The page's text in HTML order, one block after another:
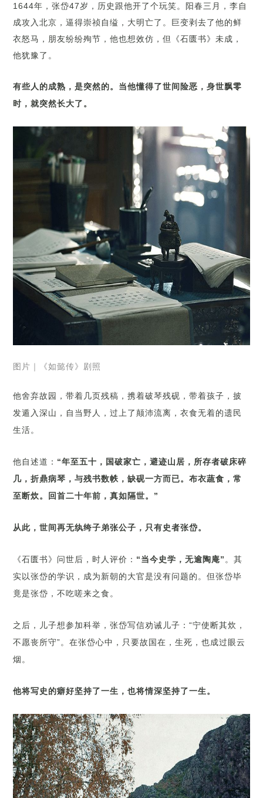
1644年，张岱47岁，历史跟他开了个玩笑。阳春三月，李自
成攻入北京，逼得崇祯自缢，大明亡了。巨变剥去了他的鲜
衣怒马，朋友纷纷殉节，他也想效仿，但《石匮书》未成，
他犹豫了。
有些人的成熟，是突然的。当他懂得了世间险恶，身世飘零
时，就突然长大了。
图片｜《如懿传》剧照
他舍弃故园，带着几页残稿，携着破琴残砚，带着孩子，披
发遁入深山，自当野人，过上了颠沛流离，衣食无着的遗民
生活。
他自述道： “年至五十，国破家亡，避迹山居，所存者破床碎
几，折鼎病琴，与残书数帙，缺砚一方而已。布衣蔬食，常
至断炊。回首二十年前，真如隔世。”
从此，世间再无纨绔子弟张公子，只有史者张岱。
《石匮书》问世后，时人评价： “当今史学，无逾陶庵”。其
实以张岱的学识，成为新朝的大官是没有问题的。但张岱毕
竟是张岱，不吃嗟来之食。
之后，儿子想参加科举，张岱写信劝诫儿子：“宁使断其炊，
不愿丧所守”。在张岱心中，只要故国在，生死，也成过眼云
烟。
他将写史的癖好坚持了一生，也将情深坚持了一生。